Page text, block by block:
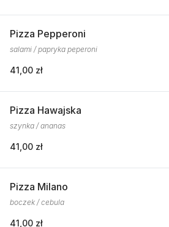
Pizza Pepperoni
salami / papryka peperoni
41,00 zł
Pizza Hawajska
szynka / ananas
41,00 zł
Pizza Milano
boczek / cebula
41,00 zł